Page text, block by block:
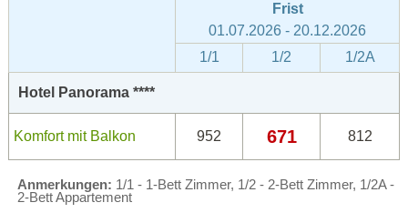
Frist
01.07.2026 - 20.12.2026
1/1
1/2 1/2A
Hotel Panorama ****
Komfort mit Balkon 952 671 812
Anmerkungen: 1/1 - 1-Bett Zimmer, 1/2 - 2-Bett Zimmer, 1/2A -
2-Bett Appartement